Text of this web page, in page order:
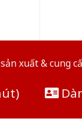
xuất & cung